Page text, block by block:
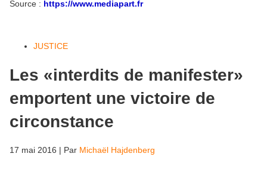
Source : https://www.mediapart.fr
JUSTICE
Les «interdits de manifester»
emportent une victoire de
circonstance
17 mai 2016 | Par Michaël Hajdenberg